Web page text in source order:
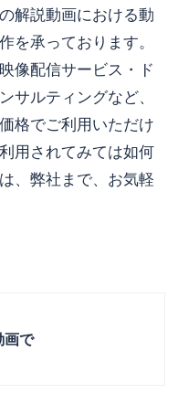
解説動画における動
を承っております。
像配信サービス・ド
サルティングなど、
格でご利用いただけ
用されてみては如何
、弊社まで、お気軽
画で